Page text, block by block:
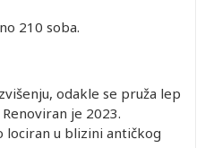
210 soba.
odakle se pruža lep
je 2023.
lociran u blizini antičkog